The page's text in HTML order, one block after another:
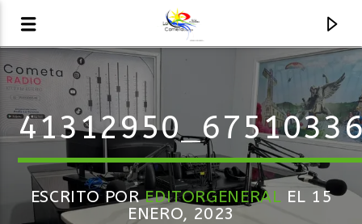
AUDIO EN VIVO
LA COMETA, SEÑALES A CIELO ABIERTO
ESCRITO POREDITORGENERAL EL 15
ENERO, 2023